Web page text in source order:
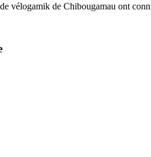
vélogamik de Chibougamau ont